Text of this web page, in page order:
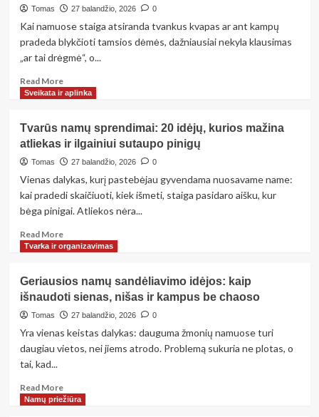
kodėl
nepageidaujami
kvapai
ir
juos
pašalinti
Tomas 27 balandžio, 2026 0
Kai namuose staiga atsiranda tvankus kvapas ar ant kampų
pradeda blykčioti tamsios dėmės, dažniausiai nekyla klausimas
„ar tai drėgmė“, o...
Read MoreRead
more
apie
drėgmę
namuose:
požymiai,
priežastys
ir
patikimi
Sveikata ir aplinka
Tvarūs namų sprendimai: 20 idėjų, kurios mažina
atliekas ir ilgainiui sutaupo pinigų
Tomas 27 balandžio, 2026 0
Vienas dalykas, kurį pastebėjau gyvendama nuosavame name:
kai pradedi skaičiuoti, kiek išmeti, staiga pasidaro aišku, kur
bėga pinigai. Atliekos nėra...
Read MoreRead
more
namų
sprendimai:
20
idėjų,
mažina
ilgainiui
sutaupo
Tvarka ir organizavimas
Geriausios namų sandėliavimo idėjos: kaip
išnaudoti sienas, nišas ir kampus be chaoso
Tomas 27 balandžio, 2026 0
Yra vienas keistas dalykas: dauguma žmonių namuose turi
daugiau vietos, nei jiems atrodo. Problemą sukuria ne plotas, o
tai, kad...
Read MoreRead
more
Namų priežiūra